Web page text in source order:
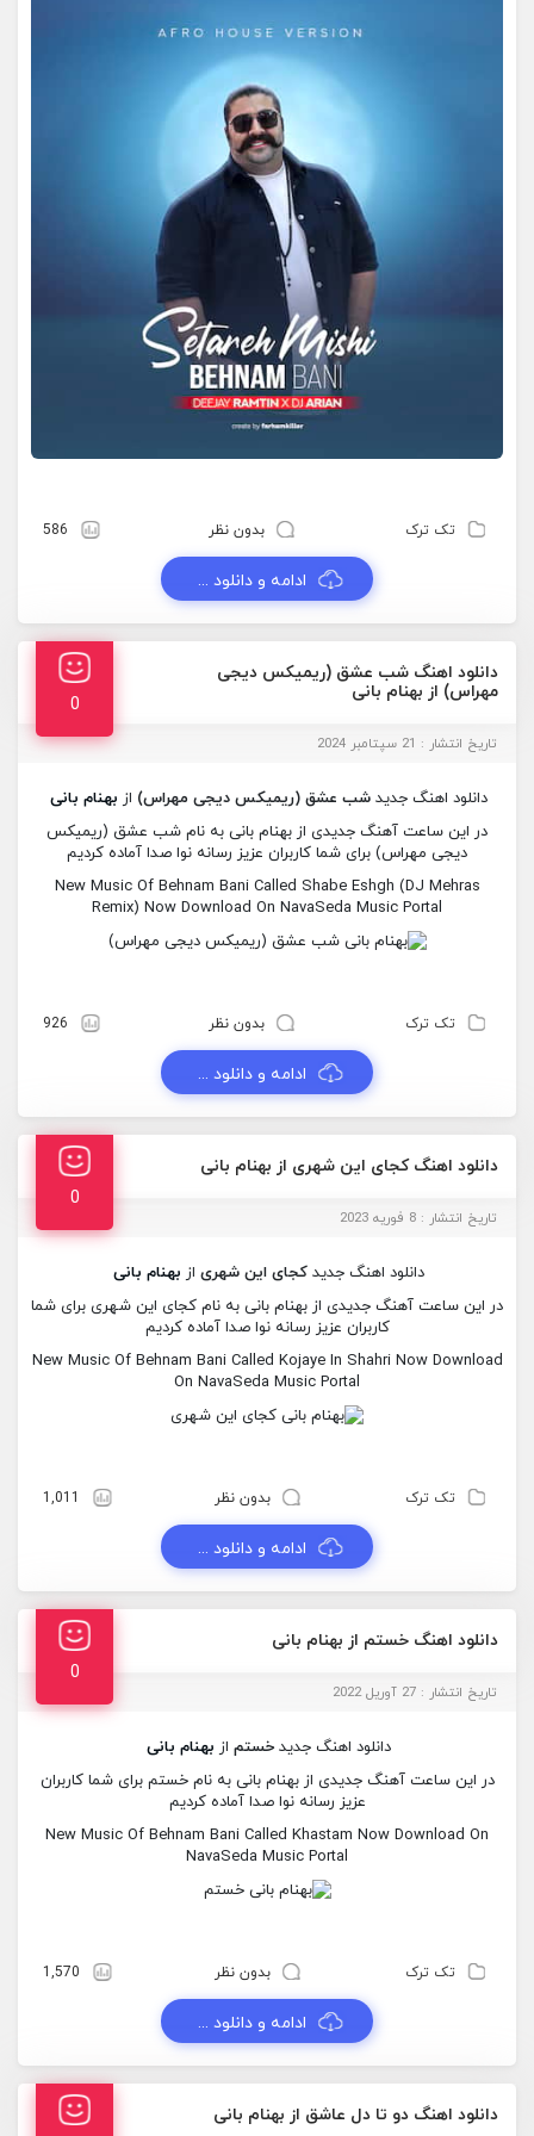
تک ترک بدون نظر 586
ادامه و دانلود ...
دانلود اهنگ شب عشق (ریمیکس دیجی
مهراس) از بهنام بانی
0
تاریخ انتشار : 21 سپتامبر 2024
دانلود اهنگ جدیدشب عشق (ریمیکس دیجی مهراس) از بهنام بانی
در این ساعت آهنگ جدیدی از بهنام بانی به نام شب عشق (ریمیکس
دیجی مهراس) برای شما کاربران عزیز رسانه نوا صدا آماده کردیم
New Music Of Behnam Bani Called Shabe Eshgh (DJ Mehras
Remix) Now Download On NavaSeda Music Portal
تک ترک بدون نظر 926
ادامه و دانلود ...
دانلود اهنگ کجای این شهری از بهنام بانی
0
تاریخ انتشار : 8 فوریه 2023
دانلود اهنگ جدیدکجای این شهری از بهنام بانی
در این ساعت آهنگ جدیدی از بهنام بانی به نام کجای این شهری برای شما
کاربران عزیز رسانه نوا صدا آماده کردیم
New Music Of Behnam Bani Called Kojaye In Shahri Now Download
On NavaSeda Music Portal
تک ترک بدون نظر 1,011
ادامه و دانلود ...
دانلود اهنگ خستم از بهنام بانی
0
تاریخ انتشار : 27 آوریل 2022
دانلود اهنگ جدیدخستم از بهنام بانی
در این ساعت آهنگ جدیدی از بهنام بانی به نام خستم برای شما کاربران
عزیز رسانه نوا صدا آماده کردیم
New Music Of Behnam Bani Called Khastam Now Download On
NavaSeda Music Portal
تک ترک بدون نظر 1,570
ادامه و دانلود ...
دانلود اهنگ دو تا دل عاشق از بهنام بانی